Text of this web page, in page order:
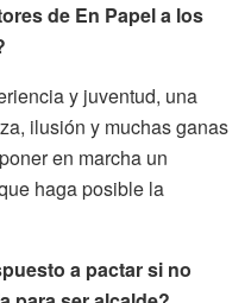
de En Papel a los
y juventud, una
ilusión y muchas ganas
en marcha un
haga posible la
a pactar si no